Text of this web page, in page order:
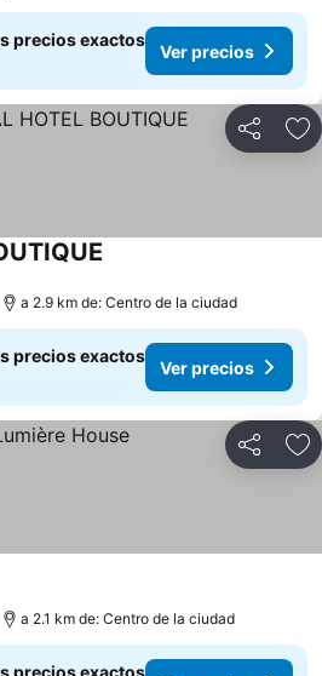
precios exactos
Ver precios
Compartir
a 2.9 km de: Centro de la ciudad
precios exactos
Ver precios
Compartir
a 2.1 km de: Centro de la ciudad
precios exactos